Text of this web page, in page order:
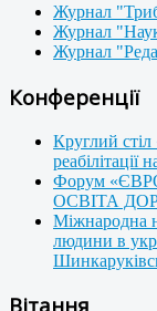
Журнал
Журнал
Журнал
Конференції
Круглий стіл
реабілітації
Форум
ОСВІТА
Міжнародна
людини в
Вітання